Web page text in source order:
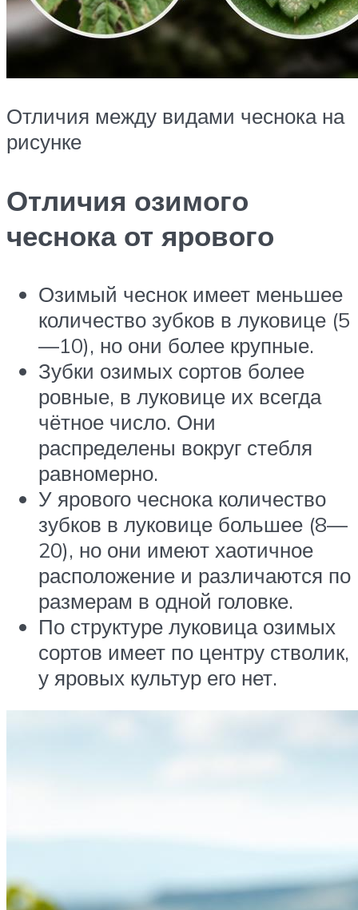
Отличия между видами чеснока на
рисунке
Отличия озимого
чеснока от ярового
Озимый чеснок имеет меньшее
количество зубков в луковице (5
—10), но они более крупные.
Зубки озимых сортов более
ровные, в луковице их всегда
чётное число. Они
распределены вокруг стебля
равномерно.
У ярового чеснока количество
зубков в луковице большее (8—
20), но они имеют хаотичное
расположение и различаются по
размерам в одной головке.
По структуре луковица озимых
сортов имеет по центру стволик,
у яровых культур его нет.